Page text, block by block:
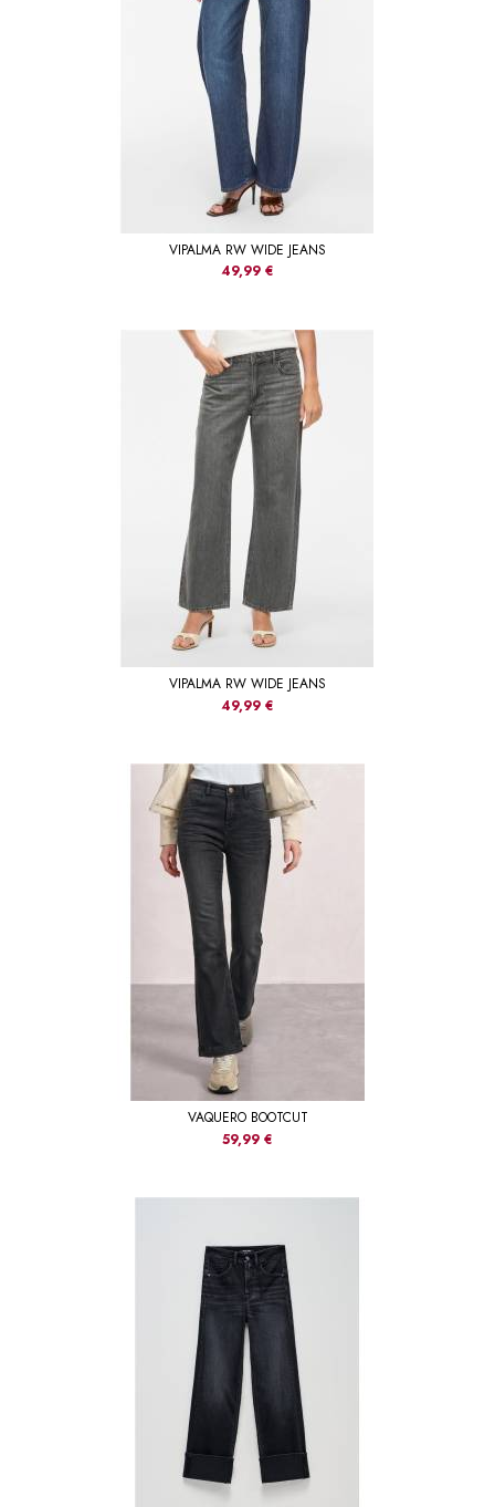
VIPALMA RW WIDE JEANS
49,99 €
VIPALMA RW WIDE JEANS
49,99 €
VAQUERO BOOTCUT
59,99 €